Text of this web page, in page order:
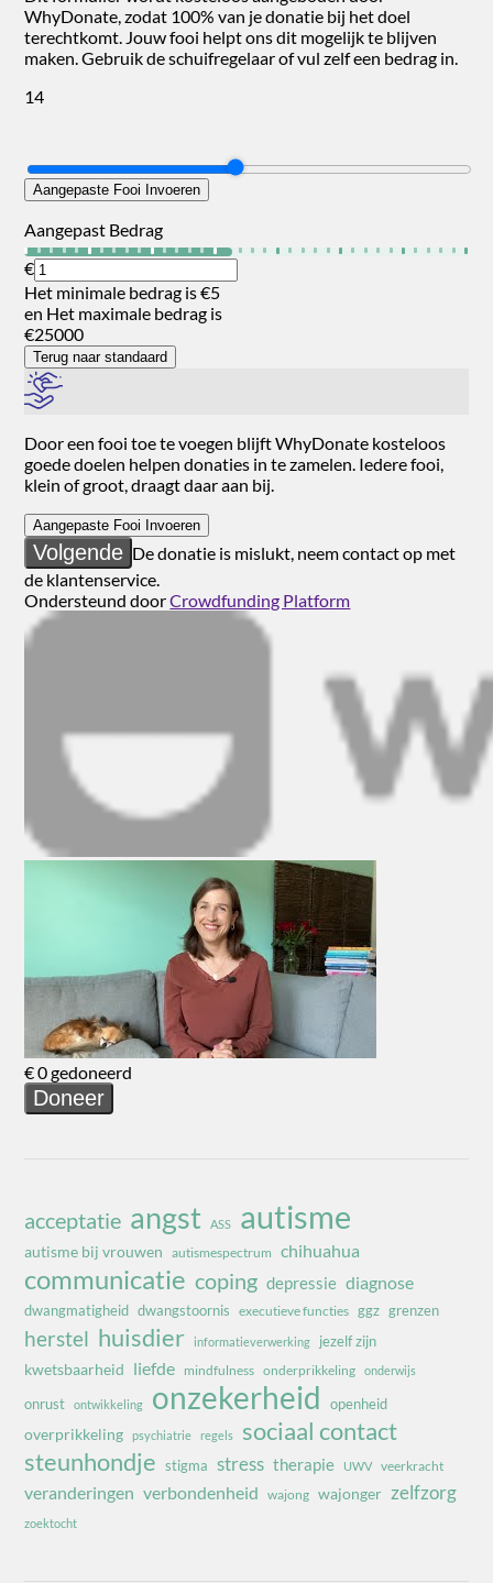
acceptatie angst ASS autisme
autisme bij vrouwen autismespectrum chihuahua
communicatie coping depressie diagnose
dwangmatigheid dwangstoornis executieve functies ggz grenzen
herstel huisdier informatieverwerking jezelf zijn
kwetsbaarheid liefde mindfulness onderprikkeling onderwijs
onrust ontwikkeling onzekerheid openheid
overprikkeling psychiatrie regels
sociaal contact
steunhondje stigma stress therapie UWV veerkracht
veranderingen verbondenheid wajong wajonger zelfzorg
zoektocht